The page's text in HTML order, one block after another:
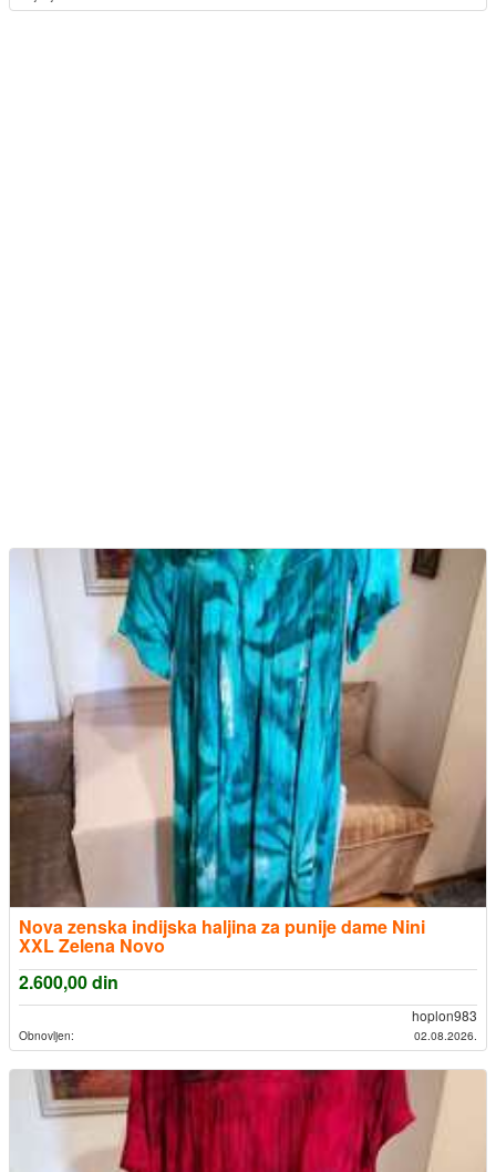
Nova zenska indijska haljina za punije dame Nini
XXL Zelena Novo
2.600,00din
hoplon983
Obnovljen: 02.08.2026.